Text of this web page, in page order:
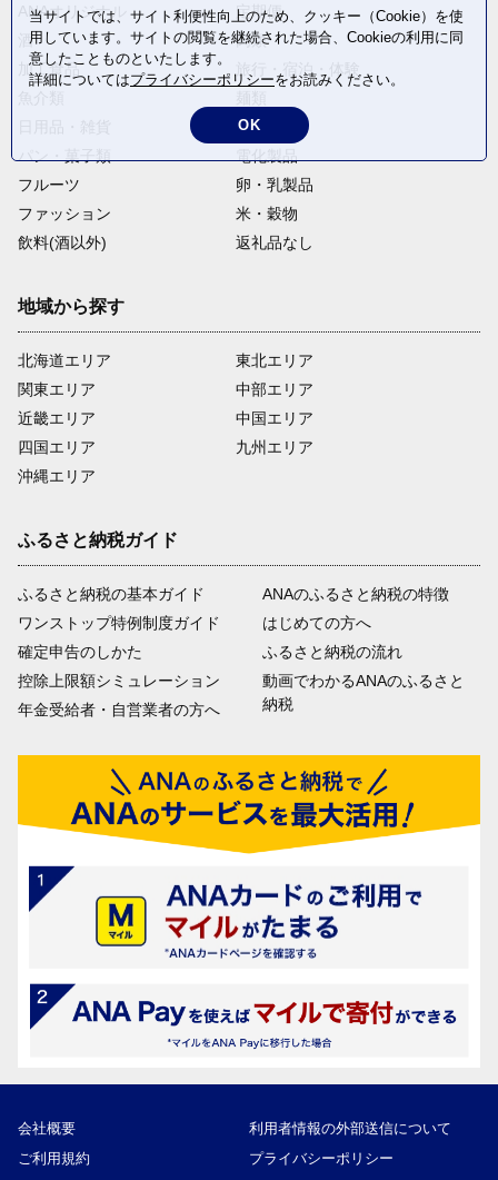
ANAオリジナル
定期便
酒
肉類
加工食品
旅行・宿泊・体験
野菜
フルーツ
卵・乳製品
ファッション
米・穀物
飲料(酒以外)
返礼品なし
地域から探す
北海道エリア
関東エリア
近畿エリア
四国エリア
沖縄エリア
東北エリア
中部エリア
中国エリア
九州エリア
ふるさと納税ガイド
ふるさと納税の基本ガイド
ワンストップ特例制度ガイド
確定申告のしかた
控除上限額シミュレーション
年金受給者・自営業者の方へ
ANAのふるさと納税の特徴
はじめての方へ
ふるさと納税の流れ
動画でわかるANAのふるさと
納税
会社概要
利用者情報の外部送信について
ご利用規約
プライバシーポリシー
当サイトでは、サイト利便性向上のため、クッキー（Cookie）を使
用しています。サイトの閲覧を継続された場合、Cookieの利用に同
意したことものといたします。
詳細についてはプライバシーポリシーをお読みください。
OK